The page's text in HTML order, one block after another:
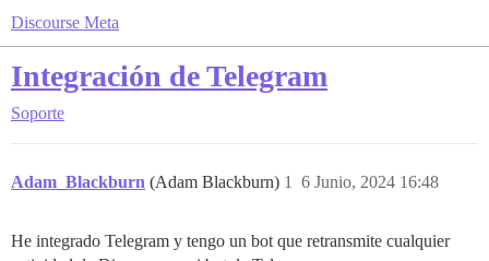
Discourse Meta
Integración de Telegram
Soporte
Adam_Blackburn (Adam Blackburn) 6 Junio, 2024 16:48
1
He integrado Telegram y tengo un bot que retransmite cualquier